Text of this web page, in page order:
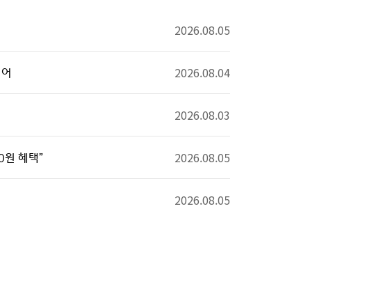
2026.08.05
2026.08.04
2026.08.03
혜택” 2026.08.05
2026.08.05